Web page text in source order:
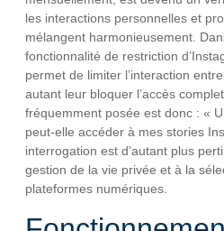
les interactions personnelles et
mélangent harmonieusement.
fonctionnalité de restriction
permet de limiter l’interaction
autant leur bloquer l’accès
fréquemment posée est donc : «
peut-elle accéder à mes stories
interrogation est d’autant plus
gestion de la vie privée et à la
plateformes numériques.